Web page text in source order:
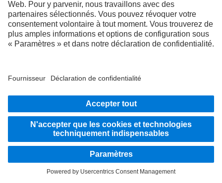
Les illustrations et les textes peuvent présenter des accessoires ou des options non
compris dans la composition de la fourniture de série. Les illustrations présentées
ne sont fournies qu'à titre d'exemple et ne sauraient correspondre obligatoirement à
l'état réel des véhicules d'origine. L'apparence des véhicules d'origine peut différer
diversité, l'ouverture d'esprit et le respect font partie des convictions fondamentales
de Daimler Truck AG. Nous le montrons dans notre façon de penser, d'agir et de
communiquer. En principe, tous les termes choisis incluent évidemment tous les
sexes et toutes les identités.